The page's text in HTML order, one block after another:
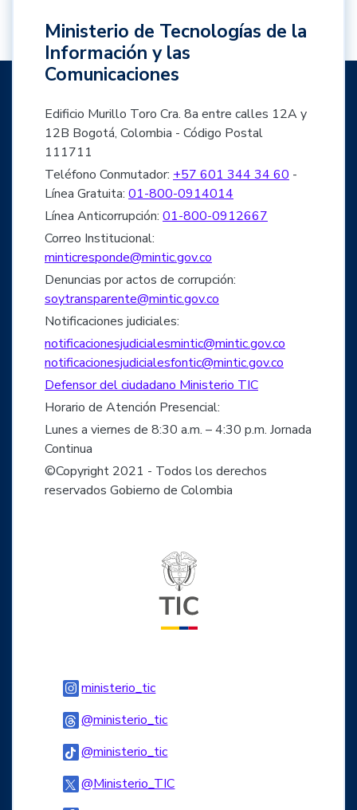
Ministerio de Tecnologías de la
Información y las
Comunicaciones
Edificio Murillo Toro Cra. 8a entre calles 12A y
12B Bogotá, Colombia - Código Postal
111711
Teléfono Conmutador: +57 601 344 34 60 -
Línea Gratuita: 01-800-0914014
Línea Anticorrupción: 01-800-0912667
Correo Institucional:
minticresponde@mintic.gov.co
Denuncias por actos de corrupción:
soytransparente@mintic.gov.co
Notificaciones judiciales:
notificacionesjudicialesmintic@mintic.gov.co
notificacionesjudicialesfontic@mintic.gov.co
Defensor del ciudadano Ministerio TIC
Horario de Atención Presencial:
Lunes a viernes de 8:30 a.m. – 4:30 p.m. Jornada
Continua
©Copyright 2021 - Todos los derechos
reservados Gobierno de Colombia
ministerio_ticLogo Instagram
@ministerio_ticLogo Threads
@ministerio_ticLogo Tiktok
@Ministerio_TICLogo Twitter